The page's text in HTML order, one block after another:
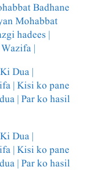
Badhane
Mohabbat
hadees |
|
Dua |
| Kisi ko pane
| Par ko hasil
Dua |
| Kisi ko pane
| Par ko hasil